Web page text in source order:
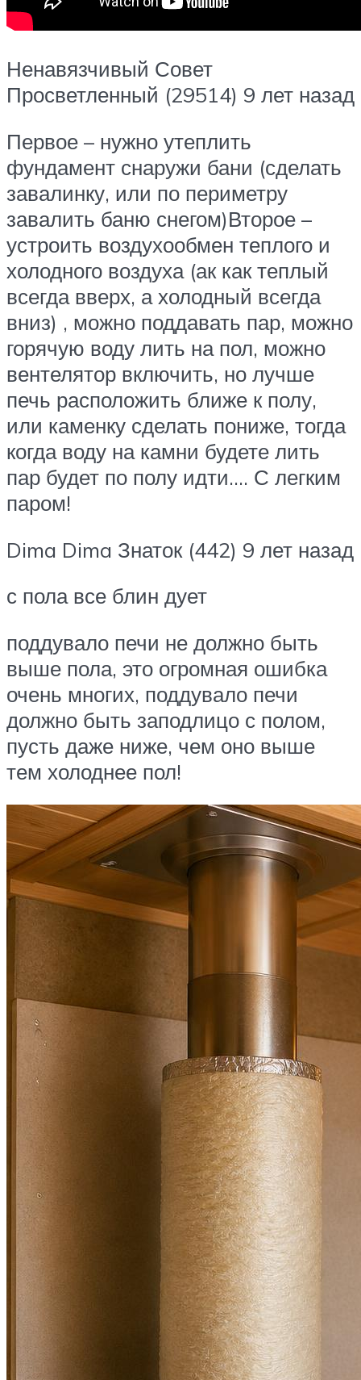
Ненавязчивый Совет
Просветленный (29514) 9 лет назад
Первое – нужно утеплить
фундамент снаружи бани (сделать
завалинку, или по периметру
завалить баню снегом)Второе –
устроить воздухообмен теплого и
холодного воздуха (ак как теплый
всегда вверх, а холодный всегда
вниз) , можно поддавать пар, можно
горячую воду лить на пол, можно
вентелятор включить, но лучше
печь расположить ближе к полу,
или каменку сделать пониже, тогда
когда воду на камни будете лить
пар будет по полу идти…. С легким
паром!
Dima Dima Знаток (442) 9 лет назад
с пола все блин дует
поддувало печи не должно быть
выше пола, это огромная ошибка
очень многих, поддувало печи
должно быть заподлицо с полом,
пусть даже ниже, чем оно выше
тем холоднее пол!